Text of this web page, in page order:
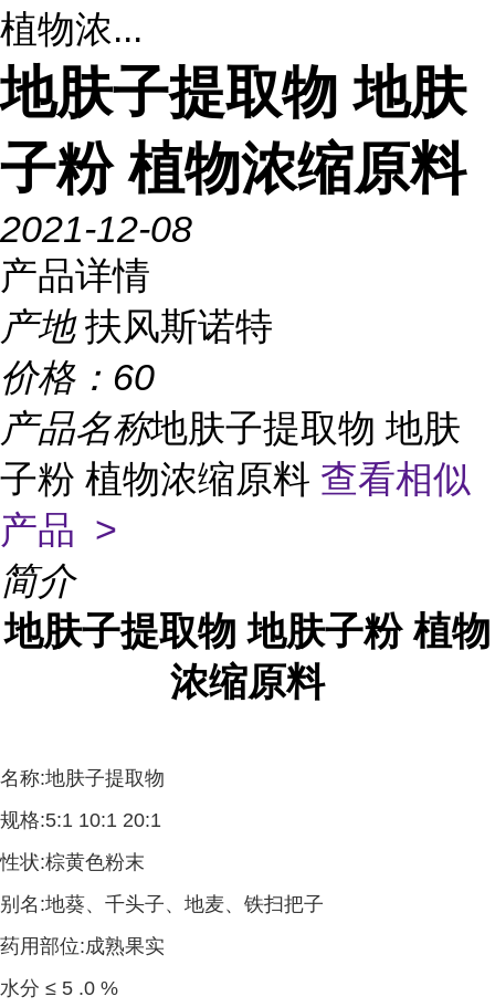
植物浓...
地肤子提取物 地肤
子粉 植物浓缩原料
2021-12-08
产品详情
产地 扶风斯诺特
价格： 60
产品名称地肤子提取物 地肤
子粉 植物浓缩原料 查看相似
产品 >
简介
地肤子提取物 地肤子粉 植物
浓缩原料
名称:地肤子提取物
规格:5:1 10:1 20:1
性状:棕黄色粉末
别名:地葵、千头子、地麦、铁扫把子
药用部位:成熟果实
水分 ≤ 5 .0 %